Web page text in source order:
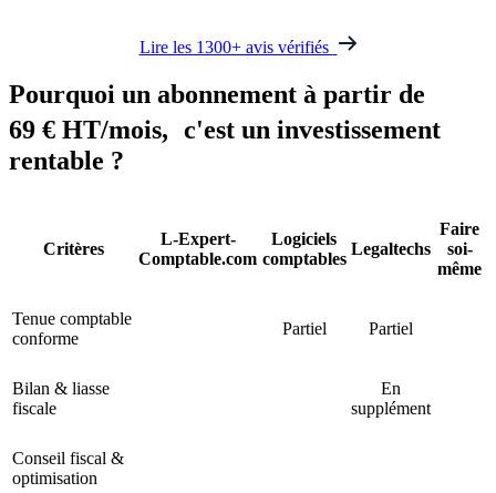
Lire les 1300+ avis vérifiés
Pourquoi un abonnement à partir de
69 € HT/mois, c'est un investissement
rentable ?
Critères
L-Expert-
Comptable.com
Logiciels
comptables
Legaltechs
Faire
soi-
même
Tenue comptable
conforme
Partiel Partiel
Bilan & liasse
fiscale
En
supplément
Conseil fiscal &
optimisation